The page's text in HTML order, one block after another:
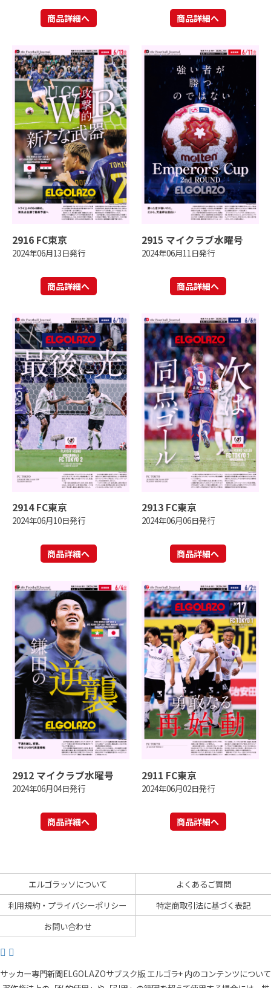
商品詳細へ 商品詳細へ
2916 FC東京
2024年06月13日発行
商品詳細へ
2915 マイクラブ水曜号
2024年06月11日発行
商品詳細へ
2914 FC東京
2024年06月10日発行
商品詳細へ
2913 FC東京
2024年06月06日発行
商品詳細へ
2912 マイクラブ水曜号
2024年06月04日発行
商品詳細へ
2911 FC東京
2024年06月02日発行
商品詳細へ
エルゴラッソについて
よくあるご質問
利用規約・プライバシーポリシー
特定商取引法に基づく表記
お問い合わせ
サッカー専門新聞ELGOLAZOサブスク版 エルゴラ+ 内のコンテンツについて